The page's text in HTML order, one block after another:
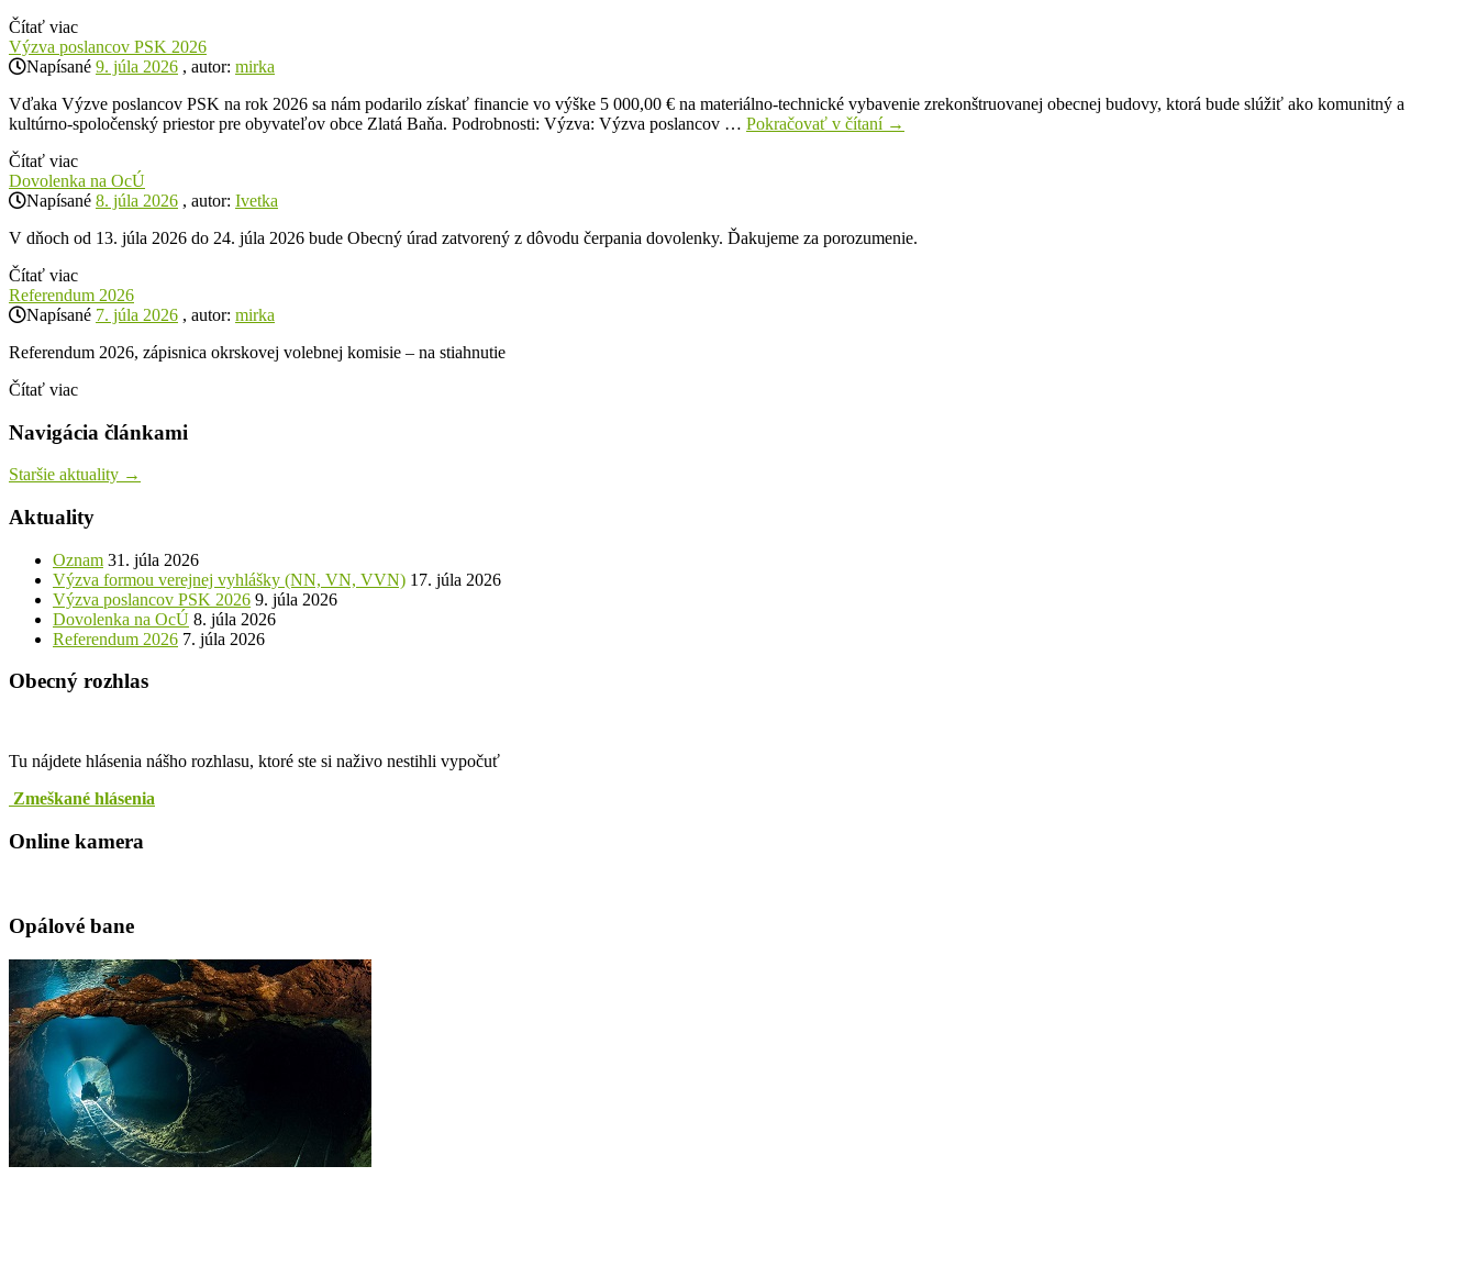
Čítať viac
Výzva poslancov PSK 2026
Napísané 9. júla 2026 , autor: mirka
Vďaka Výzve poslancov PSK na rok 2026 sa nám podarilo získať financie vo výške 5 000,00 € na materiálno-technické vybavenie zrekonštruovanej obecnej budovy, ktorá bude slúžiť ako komunitný a
kultúrno-spoločenský priestor pre obyvateľov obce Zlatá Baňa. Podrobnosti: Výzva: Výzva poslancov … Pokračovať v čítaní →
Čítať viac
Dovolenka na OcÚ
Napísané 8. júla 2026 , autor: Ivetka
V dňoch od 13. júla 2026 do 24. júla 2026 bude Obecný úrad zatvorený z dôvodu čerpania dovolenky. Ďakujeme za porozumenie.
Čítať viac
Referendum 2026
Napísané 7. júla 2026 , autor: mirka
Referendum 2026, zápisnica okrskovej volebnej komisie – na stiahnutie
Čítať viac
Navigácia článkami
Staršie aktuality →
Aktuality
Oznam 31. júla 2026
Výzva formou verejnej vyhlášky (NN, VN, VVN) 17. júla 2026
Výzva poslancov PSK 2026 9. júla 2026
Dovolenka na OcÚ 8. júla 2026
Referendum 2026 7. júla 2026
Obecný rozhlas
Tu nájdete hlásenia nášho rozhlasu, ktoré ste si naživo nestihli vypočuť
Zmeškané hlásenia
Online kamera
Opálové bane